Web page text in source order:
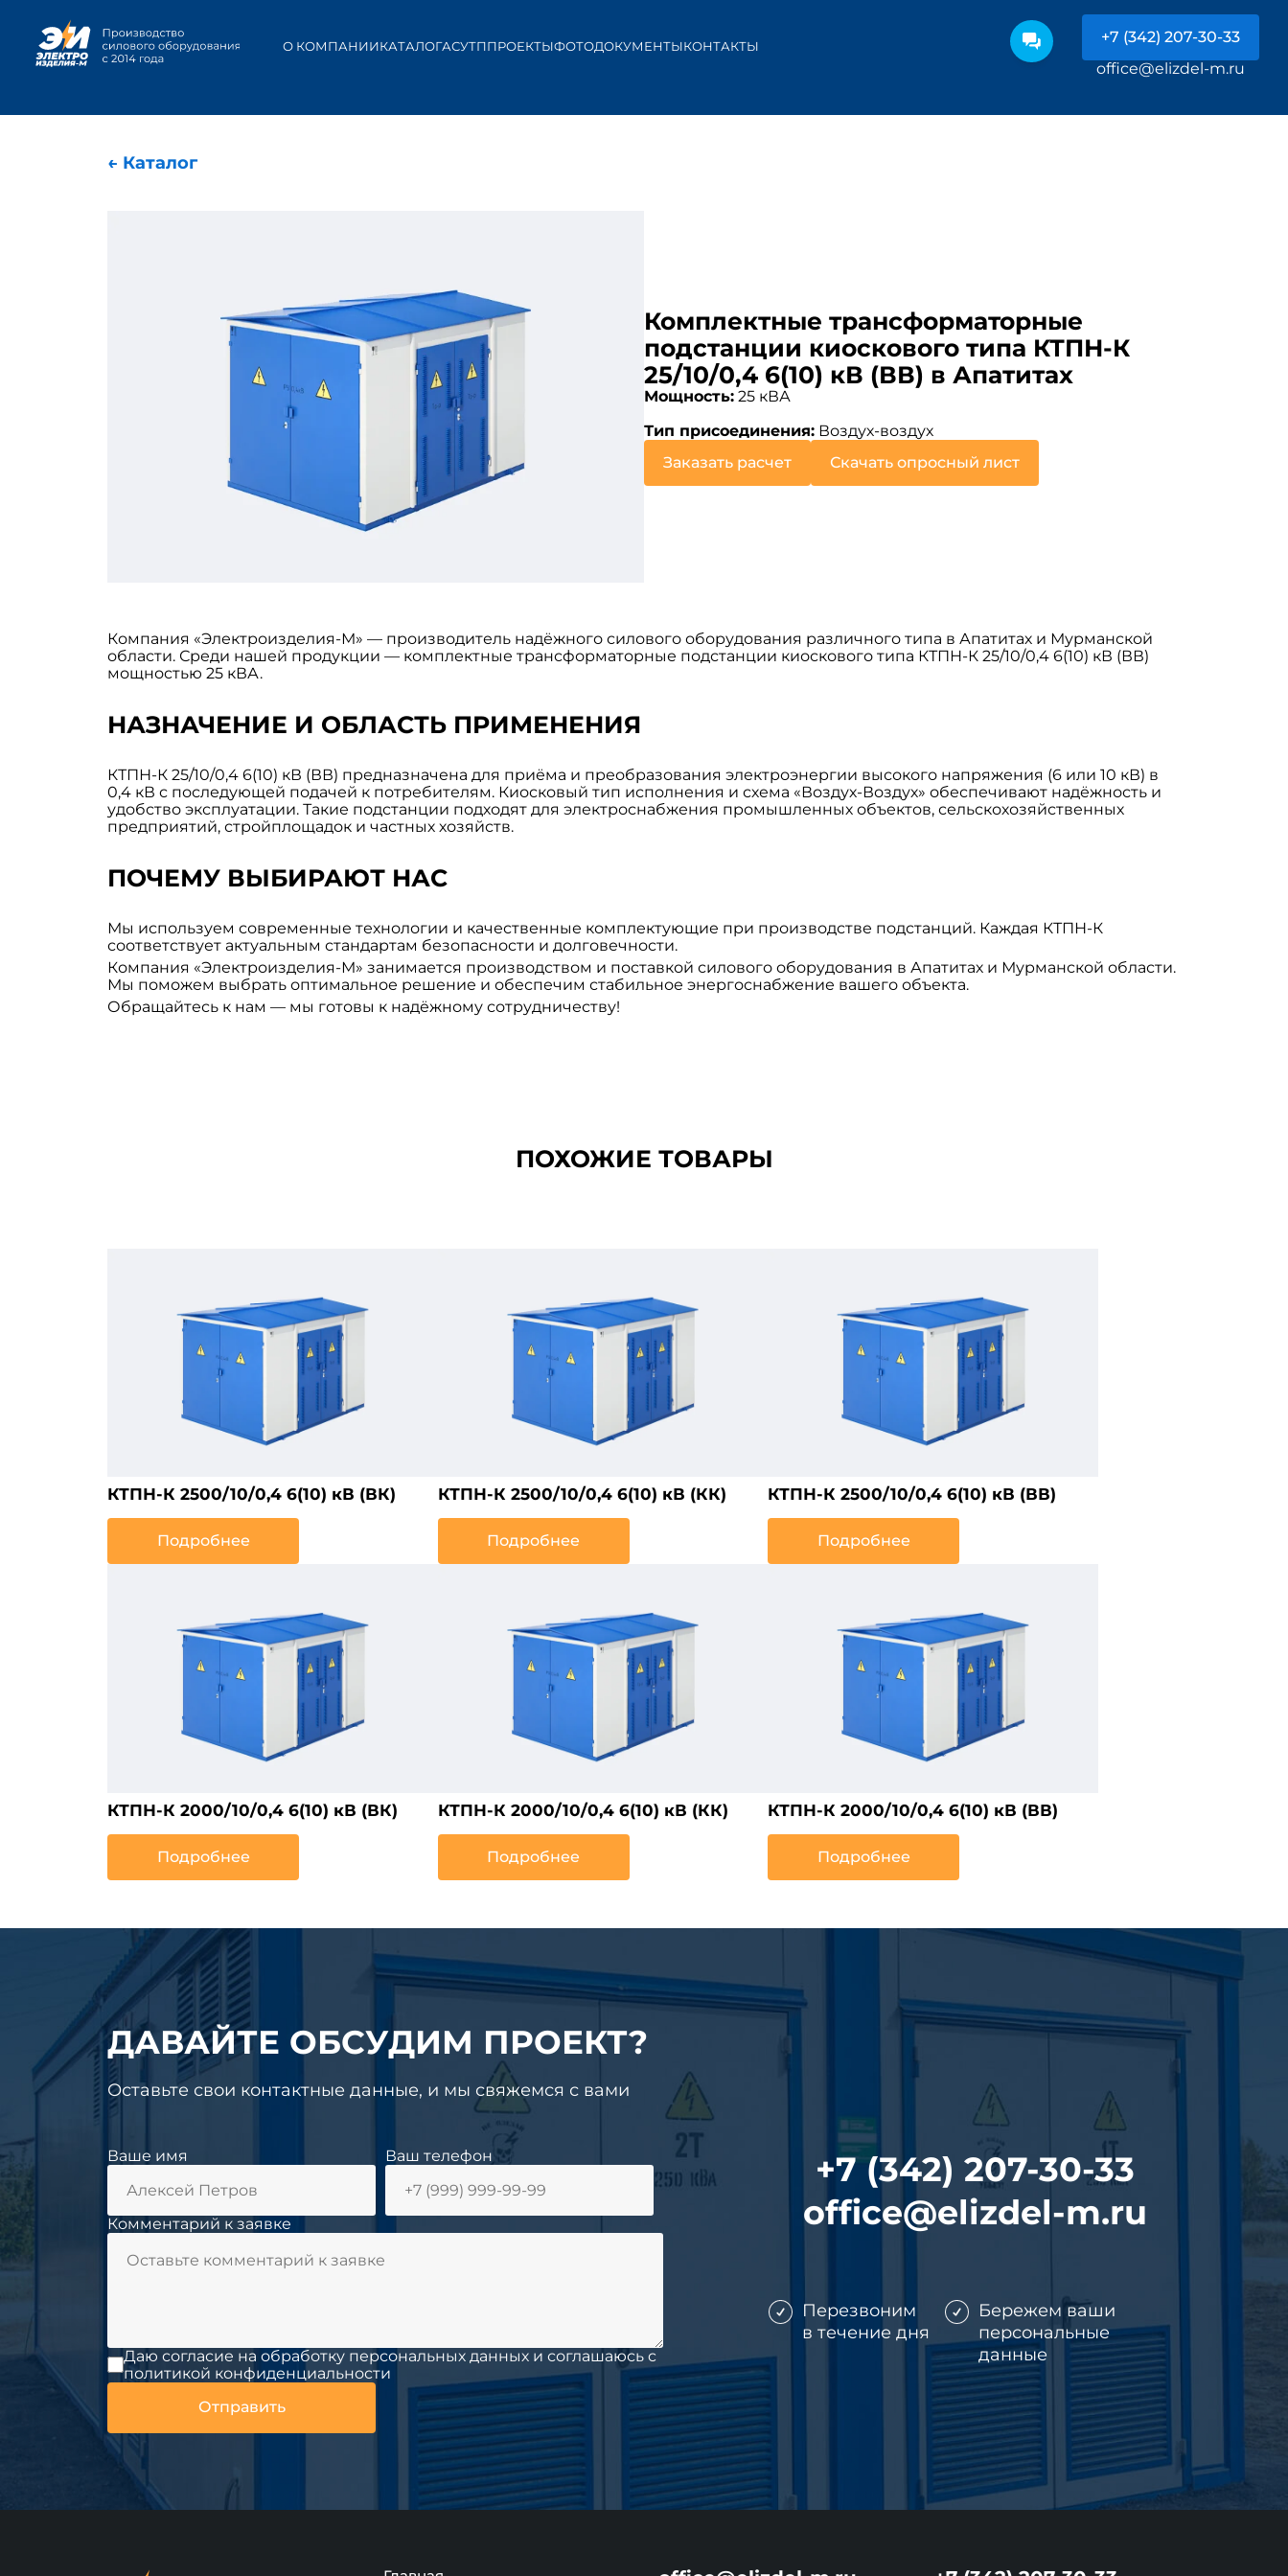
О КОМПАНИИКАТАЛОГАСУТППРОЕКТЫФОТОДОКУМЕНТЫКОНТАКТЫ
+7 (342) 207-30-33
office@elizdel-m.ru
← Каталог
Комплектные трансформаторные
подстанции киоскового типа КТПН-К
25/10/0,4 6(10) кВ (ВВ) в Апатитах
Мощность: 25 кВА
Тип присоединения: Воздух-воздух
Заказать расчет
Скачать опросный лист
Компания «Электроизделия-М» — производитель надёжного силового оборудования различного типа в Апатитах и Мурманской
области. Среди нашей продукции — комплектные трансформаторные подстанции киоскового типа КТПН-К 25/10/0,4 6(10) кВ (ВВ)
мощностью 25 кВА.
НАЗНАЧЕНИЕ И ОБЛАСТЬ ПРИМЕНЕНИЯ
КТПН-К 25/10/0,4 6(10) кВ (ВВ) предназначена для приёма и преобразования электроэнергии высокого напряжения (6 или 10 кВ) в
0,4 кВ с последующей подачей к потребителям. Киосковый тип исполнения и схема «Воздух-Воздух» обеспечивают надёжность и
удобство эксплуатации. Такие подстанции подходят для электроснабжения промышленных объектов, сельскохозяйственных
предприятий, стройплощадок и частных хозяйств.
ПОЧЕМУ ВЫБИРАЮТ НАС
Мы используем современные технологии и качественные комплектующие при производстве подстанций. Каждая КТПН-К
соответствует актуальным стандартам безопасности и долговечности.
Компания «Электроизделия-М» занимается производством и поставкой силового оборудования в Апатитах и Мурманской области.
Мы поможем выбрать оптимальное решение и обеспечим стабильное энергоснабжение вашего объекта.
Обращайтесь к нам — мы готовы к надёжному сотрудничеству!
ПОХОЖИЕ ТОВАРЫ
КТПН-К 2500/10/0,4 6(10) кВ (ВК)
Подробнее
КТПН-К 2500/10/0,4 6(10) кВ (КК)
Подробнее
КТПН-К 2500/10/0,4 6(10) кВ (ВВ)
Подробнее
КТПН-К 2000/10/0,4 6(10) кВ (ВК)
Подробнее
КТПН-К 2000/10/0,4 6(10) кВ (КК)
Подробнее
КТПН-К 2000/10/0,4 6(10) кВ (ВВ)
Подробнее
ДАВАЙТЕ ОБСУДИМ ПРОЕКТ?
Оставьте свои контактные данные, и мы свяжемся с вами
Ваше имя Ваш телефон
Комментарий к заявке
Даю согласие на обработку персональных данных и соглашаюсь c
политикой конфиденциальности
+7 (342) 207-30-33
office@elizdel-m.ru
Перезвоним
в течение дня
Бережем ваши
персональные
данные